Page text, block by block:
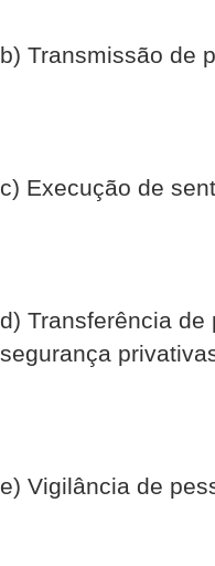
b) Transmissão de
c) Execução de
d) Transferência
segurança
e) Vigilância de